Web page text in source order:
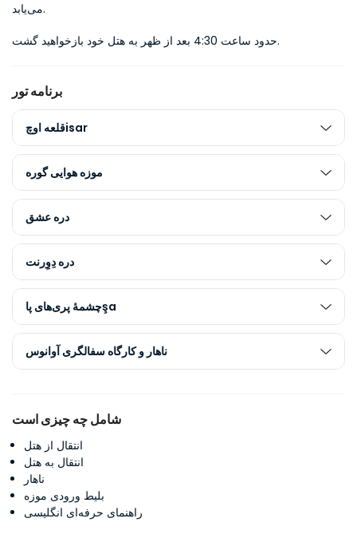
می‌یابد.
حدود ساعت 4:30 بعد از ظهر به هتل خود بازخواهید گشت.
برنامه تور
قلعه اوچisar
موزه هوایی گوره
دره عشق
دره دِوِرنت
چشمۀ پری‌های پاşa
ناهار و کارگاه سفالگری آوانوس
شامل چه چیزی است
انتقال از هتل
انتقال به هتل
ناهار
بلیط ورودی موزه
راهنمای حرفه‌ای انگلیسی